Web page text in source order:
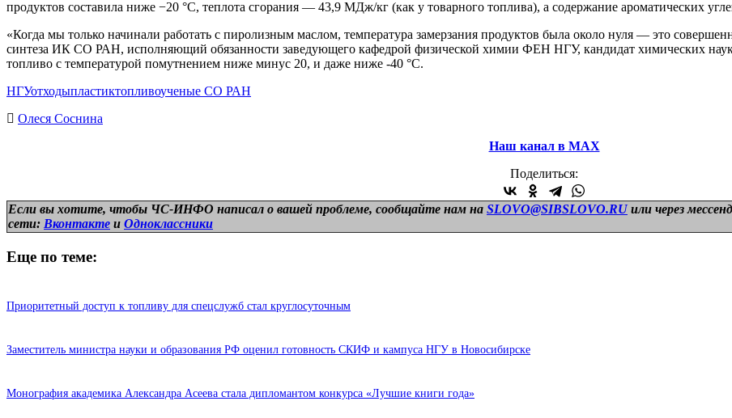
продуктов составила ниже −20 °C, теплота сгорания — 43,9 МДж/кг (как у товарного топлива), а содержание ароматических
«Когда мы только начинали работать с пиролизным маслом, температура замерзания продуктов была около нуля — это
синтеза ИК СО РАН, исполняющий обязанности заведующего кафедрой физической химии ФЕН НГУ, кандидат химических
топливо с температурой помутнением ниже минус 20, и даже ниже -40 °С.
НГУотходыпластиктопливоученые СО РАН
Олеся Соснина
Наш канал в МАХ
Поделиться:
Если вы хотите, чтобы ЧС-ИНФО написал о вашей проблеме, сообщайте нам на SLOVO@SIBSLOVO.RU или через
сети: Вконтакте и Одноклассники
Еще по теме:
Приоритетный доступ к топливу для спецслужб стал круглосуточным
Заместитель министра науки и образования РФ оценил готовность СКИФ и кампуса НГУ в Новосибирске
Монография академика Александра Асеева стала дипломантом конкурса «Лучшие книги года»